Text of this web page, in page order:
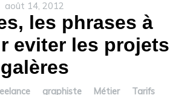
août 14, 2012
les phrases à
eviter les projets
galères
graphiste Métier Tarifs